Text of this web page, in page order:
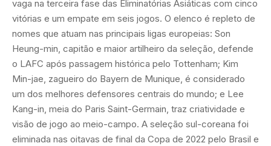
vaga na terceira fase das Eliminatórias Asiáticas com cinco
vitórias e um empate em seis jogos. O elenco é repleto de
nomes que atuam nas principais ligas europeias: Son
Heung-min, capitão e maior artilheiro da seleção, defende
o LAFC após passagem histórica pelo Tottenham; Kim
Min-jae, zagueiro do Bayern de Munique, é considerado
um dos melhores defensores centrais do mundo; e Lee
Kang-in, meia do Paris Saint-Germain, traz criatividade e
visão de jogo ao meio-campo. A seleção sul-coreana foi
eliminada nas oitavas de final da Copa de 2022 pelo Brasil e